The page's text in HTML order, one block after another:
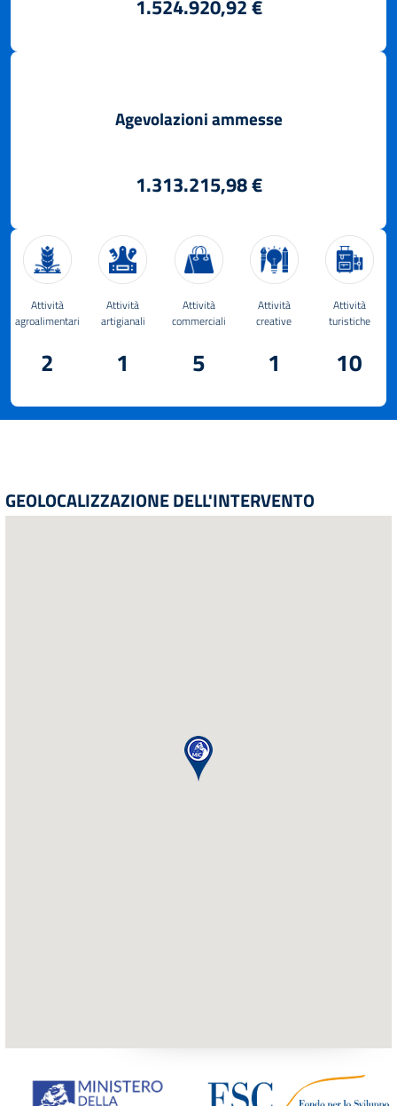
1.524.920,92 €
Agevolazioni ammesse
1.313.215,98 €
Attività
agroalimentari
2
Attività
artigianali
1
Attività
commerciali
5
Attività
creative
1
Attività
turistiche
10
GEOLOCALIZZAZIONE DELL'INTERVENTO